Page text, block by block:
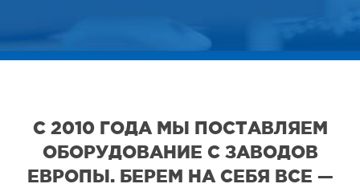
С 2010 ГОДА МЫ ПОСТАВЛЯЕМ
ОБОРУДОВАНИЕ С ЗАВОДОВ
ЕВРОПЫ. БЕРЕМ НА СЕБЯ ВСЕ —